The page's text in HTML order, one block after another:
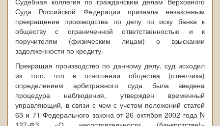
Суда Российской Федерации признала незаконным
прекращение производства по делу по иску банка к
обществу с ограниченной ответственностью и к
поручителям (физическим лицам) о взыскании
задолженности по кредиту.
Прекращая производство по данному делу, суд исходил
из того, что в отношении общества (ответчика)
определением арбитражного суда была введена
процедура наблюдения, утвержден временный
управляющий, в связи с чем с учетом положений статей
63 и 71 Федерального закона от 26 октября 2002 года N